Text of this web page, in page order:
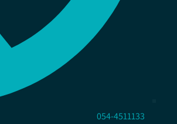
054-4511133